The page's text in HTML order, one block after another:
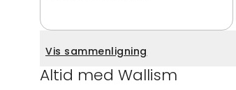
Vis sammenligning
Altid med Wallism